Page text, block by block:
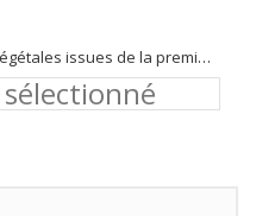
de la première pression à froid